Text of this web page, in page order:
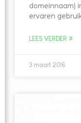
domeinnaam)
ervaren
LEES VERDER »
3 maart 2016